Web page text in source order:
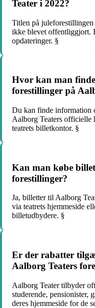
Teater i 2022?
Titlen på
ikke blevet offentliggjort.
opdateringer. §
Hvor kan man
forestillinger på
Du kan finde information
Aalborg Teaters officielle
teatrets billetkontor. §
Kan man købe
forestillinger?
Ja, billetter til Aalborg
via teatrets hjemmeside
billetudbydere. §
Er der rabatter
Aalborg Teaters
Aalborg Teater tilbyder
studerende, pensionister,
deres hjemmeside for de